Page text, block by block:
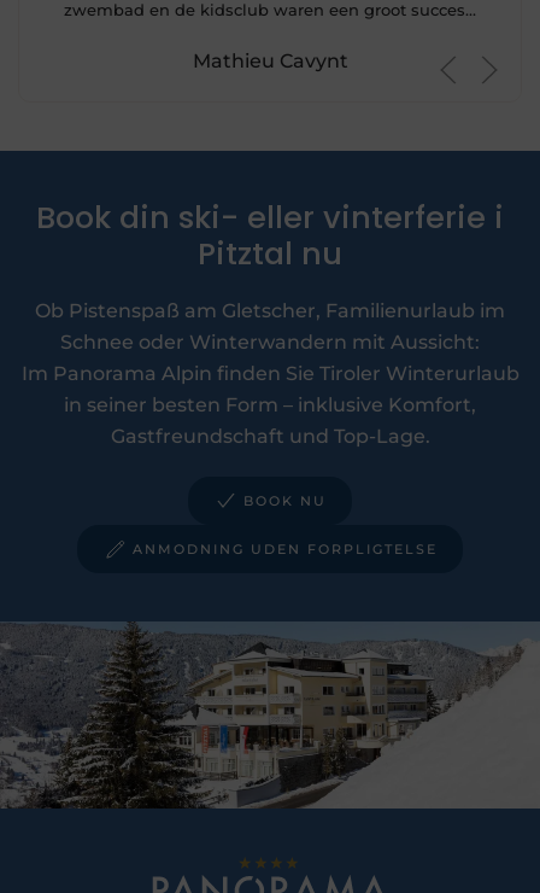
zwembad en de kidsclub waren een groot succes…
Mathieu Cavynt
Book din ski- eller vinterferie i
Pitztal nu
Ob Pistenspaß am Gletscher, Familienurlaub im
Schnee oder Winterwandern mit Aussicht:
Im Panorama Alpin finden Sie Tiroler Winterurlaub
in seiner besten Form – inklusive Komfort,
Gastfreundschaft und Top-Lage.
BOOK NU
ANMODNING UDEN FORPLIGTELSE